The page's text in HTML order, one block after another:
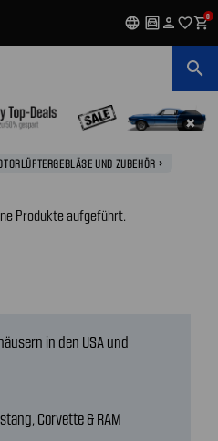
language garage person favorite_outlineshopping_cart0
search
✖
UND ZUBEHÖR navigate_next
Produkte aufgeführt.
in den USA und
Corvette & RAM